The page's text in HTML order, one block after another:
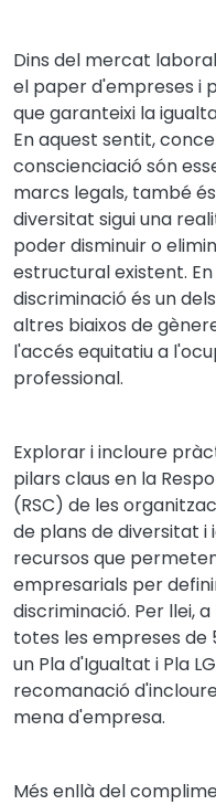
Dins del mercat
el paper d'empreses i
que garanteixi la
En aquest sentit,
conscienciació són
marcs legals, també
diversitat sigui una
poder disminuir o
estructural existent.
discriminació és un
altres biaixos de
l'accés equitatiu a
professional.
Explorar i incloure
pilars claus en la
(RSC) de les
de plans de diversitat
recursos que
empresarials per
discriminació. Per llei,
totes les empreses
un Pla d'Igualtat i Pla
recomanació
mena d'empresa.
Més enllà del